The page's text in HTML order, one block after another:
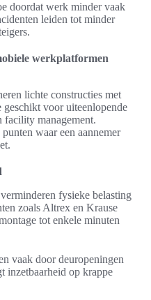
doordat werk minder vaak
leiden tot minder
werkplatformen
lichte constructies met
voor uiteenlopende
facility management.
waar een aannemer
fysieke belasting
zoals Altrex en Krause
tot enkele minuten
vaak door deuropeningen
inzetbaarheid op krappe